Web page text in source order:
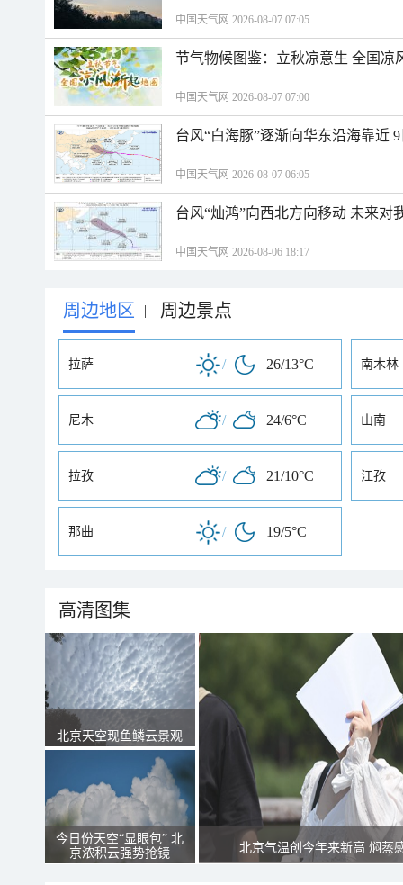
中国天气网 2026-08-07 07:05
节气物候图鉴：立秋凉意生 全国凉
中国天气网 2026-08-07 07:00
台风“白海豚”逐渐向华东沿海靠近
中国天气网 2026-08-07 06:05
台风“灿鸿”向西北方向移动 未来对
中国天气网 2026-08-06 18:17
周边地区 | 周边景点
拉萨 / 26/13°C 南木林
尼木 / 24/6°C 山南
拉孜 / 21/10°C 江孜
那曲 / 19/5°C
高清图集
北京天空现鱼鳞云景观
今日份天空“显眼包” 北
京浓积云强势抢镜
北京气温创今年来新高 焖蒸